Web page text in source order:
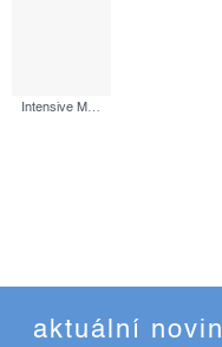
Intensive Moisture Cleanser, 295 ml
aktuální